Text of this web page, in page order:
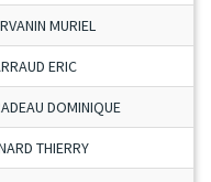
MURIEL
ERIC
DOMINIQUE
THIERRY